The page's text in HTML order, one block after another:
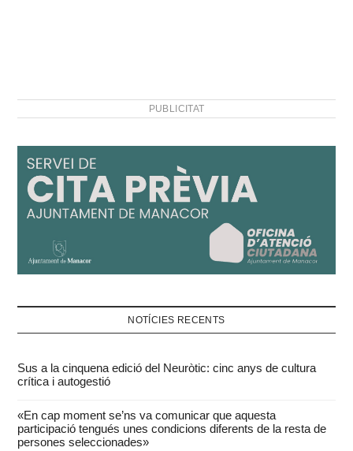
PUBLICITAT
NOTÍCIES RECENTS
Sus a la cinquena edició del Neuròtic: cinc anys de cultura
crítica i autogestió
«En cap moment se’ns va comunicar que aquesta
participació tengués unes condicions diferents de la resta de
persones seleccionades»